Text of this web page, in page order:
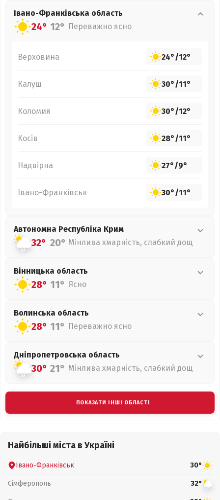
Івано-Франківська область
24° 12° Переважно ясно
Верховина 24°/12°
Калуш 30°/11°
Коломия 30°/12°
Косів 28°/11°
Надвірна 27°/9°
Івано-Франківськ 30°/11°
Автономна Республіка Крим
32° 20° Мінлива хмарність, слабкий дощ
Вінницька область
28° 11° Ясно
Волинська область
28° 11° Переважно ясно
Дніпропетровська область
30° 21° Мінлива хмарність, слабкий дощ
ПОКАЗАТИ ІНШІ ОБЛАСТІ
Найбільші міста в Україні
Івано-Франківськ 30°
Сімферополь 32°